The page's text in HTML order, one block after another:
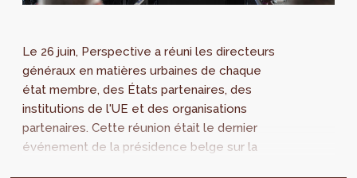
Le 26 juin, Perspective a réuni les directeurs
généraux en matières urbaines de chaque
état membre, des États partenaires, des
institutions de l'UE et des organisations
partenaires. Cette réunion était le dernier
événement de la présidence belge sur la